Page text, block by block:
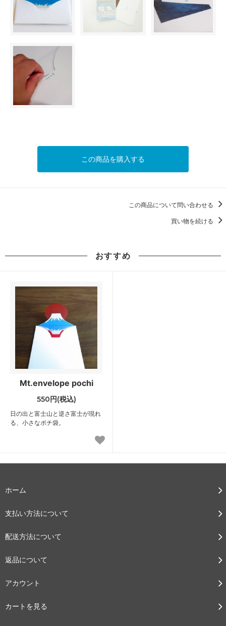
この商品を購入する
この商品について問い合わせる
買い物を続ける
おすすめ
Mt.envelope pochi
550円(税込)
日の出と富士山と逆さ富士が現れ
る、小さなポチ袋。
ホーム
支払い方法について
配送方法について
返品について
アカウント
カートを見る